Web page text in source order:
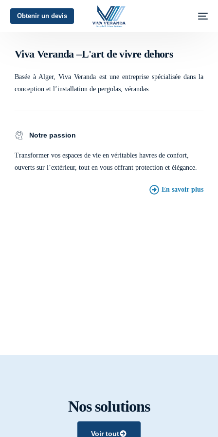
Obtenir un devis
L'art de vivre dehors
Viva Veranda –L'art de vivre dehors
Basée à Alger, Viva Veranda est une entreprise spécialisée dans la
conception et l’installation de pergolas, vérandas.
Notre passion
Transformer vos espaces de vie en véritables havres de confort,
ouverts sur l’extérieur, tout en vous offrant protection et élégance.
En savoir plus
Nos solutions
Voir tout